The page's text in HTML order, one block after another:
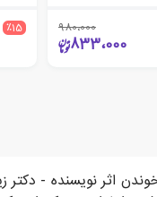
980،000
833،000
٪15
اثر نویسنده -